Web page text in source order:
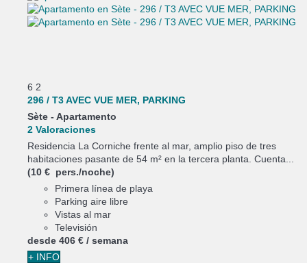
6 2
296 / T3 AVEC VUE MER, PARKING
Sète - Apartamento
2 Valoraciones
Residencia La Corniche frente al mar, amplio piso de tres
habitaciones pasante de 54 m² en la tercera planta. Cuenta...
(10 € pers./noche)
Primera línea de playa
Parking aire libre
Vistas al mar
Televisión
desde 406 € / semana
+ INFO